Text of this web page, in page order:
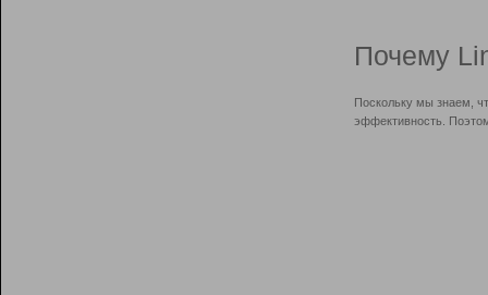
Почему
Поскольку мы знаем,
эффективность.